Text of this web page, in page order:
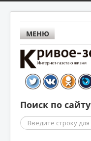
МЕНЮ
Поиск по сайту
Поиск